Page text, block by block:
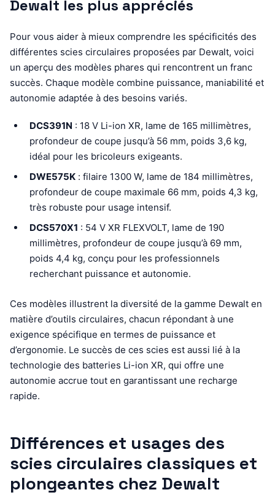
Dewalt les plus appréciés
Pour vous aider à mieux comprendre les spécificités des
différentes scies circulaires proposées par Dewalt, voici
un aperçu des modèles phares qui rencontrent un franc
succès. Chaque modèle combine puissance, maniabilité et
autonomie adaptée à des besoins variés.
DCS391N : 18 V Li-ion XR, lame de 165 millimètres,
profondeur de coupe jusqu’à 56 mm, poids 3,6 kg,
idéal pour les bricoleurs exigeants.
DWE575K : filaire 1300 W, lame de 184 millimètres,
profondeur de coupe maximale 66 mm, poids 4,3 kg,
très robuste pour usage intensif.
DCS570X1 : 54 V XR FLEXVOLT, lame de 190
millimètres, profondeur de coupe jusqu’à 69 mm,
poids 4,4 kg, conçu pour les professionnels
recherchant puissance et autonomie.
Ces modèles illustrent la diversité de la gamme Dewalt en
matière d’outils circulaires, chacun répondant à une
exigence spécifique en termes de puissance et
d’ergonomie. Le succès de ces scies est aussi lié à la
technologie des batteries Li-ion XR, qui offre une
autonomie accrue tout en garantissant une recharge
rapide.
Différences et usages des
scies circulaires classiques et
plongeantes chez Dewalt